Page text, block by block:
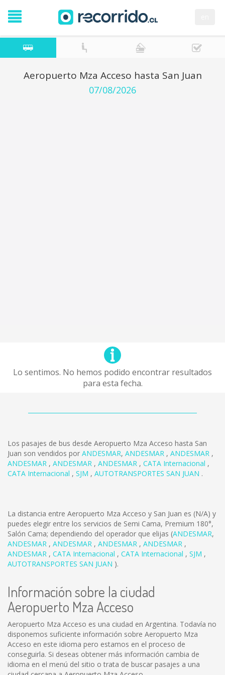
Aeropuerto Mza Acceso hasta San Juan
07/08/2026
Lo sentimos. No hemos podido encontrar resultados
para esta fecha.
Los pasajes de bus desde Aeropuerto Mza Acceso hasta San
Juan son vendidos por ANDESMAR, ANDESMAR , ANDESMAR ,
ANDESMAR , ANDESMAR , ANDESMAR , CATA Internacional ,
CATA Internacional , SJM , AUTOTRANSPORTES SAN JUAN .
La distancia entre Aeropuerto Mza Acceso y San Juan es (N/A) y
puedes elegir entre los servicios de Semi Cama, Premium 180°,
Salón Cama; dependiendo del operador que elijas (ANDESMAR,
ANDESMAR , ANDESMAR , ANDESMAR , ANDESMAR ,
ANDESMAR , CATA Internacional , CATA Internacional , SJM ,
AUTOTRANSPORTES SAN JUAN ).
Información sobre la ciudad
Aeropuerto Mza Acceso
Aeropuerto Mza Acceso es una ciudad en Argentina. Todavía no
disponemos suficiente información sobre Aeropuerto Mza
Acceso en este idioma pero estamos en el proceso de
conseguirla. Si deseas obtener más información cambia de
idioma en el menú del sitio o trata de buscar pasajes a una